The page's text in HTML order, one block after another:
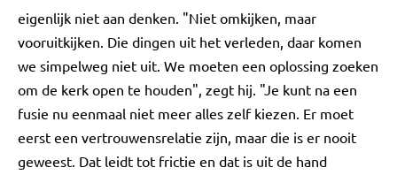
eigenlijk niet aan denken. "Niet omkijken, maar
vooruitkijken. Die dingen uit het verleden, daar komen
we simpelweg niet uit. We moeten een oplossing zoeken
om de kerk open te houden", zegt hij. "Je kunt na een
fusie nu eenmaal niet meer alles zelf kiezen. Er moet
eerst een vertrouwensrelatie zijn, maar die is er nooit
geweest. Dat leidt tot frictie en dat is uit de hand